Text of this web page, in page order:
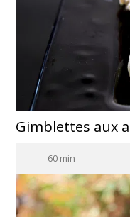
Gimblettes aux
60 min